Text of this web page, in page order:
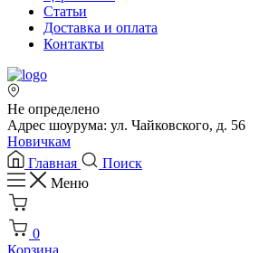
Статьи
Доставка и оплата
Контакты
Не определено
Адрес шоурума: ул. Чайковского, д. 56
Новичкам
Главная
Поиск
Меню
0
Корзина